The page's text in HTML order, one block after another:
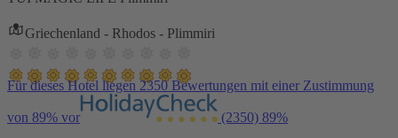
Griechenland - Rhodos - Plimmiri
Für dieses Hotel liegen 2350 Bewertungen mit einer Zustimmung
von 89% vor (2350) 89%